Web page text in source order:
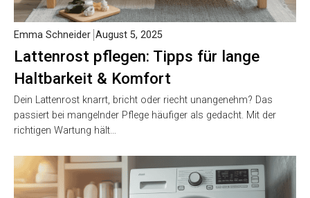
Lattenrost pflegen: Tipps für lange
Haltbarkeit & Komfort
Emma Schneider August 5, 2025
Dein Lattenrost knarrt, bricht oder riecht unangenehm? Das
passiert bei mangelnder Pflege häufiger als gedacht. Mit der
richtigen Wartung hält…